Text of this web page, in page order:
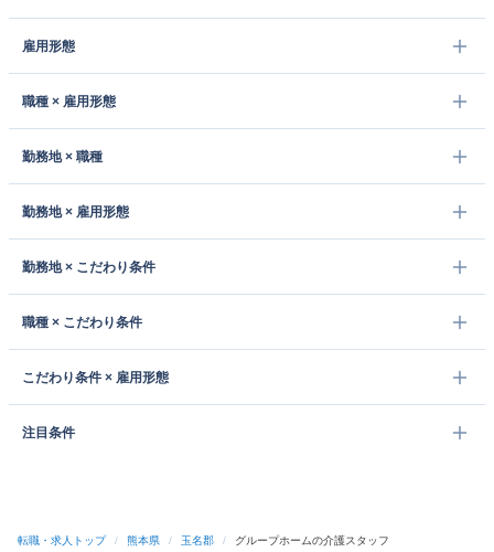
雇用形態
職種 × 雇用形態
勤務地 × 職種
勤務地 × 雇用形態
勤務地 × こだわり条件
職種 × こだわり条件
こだわり条件 × 雇用形態
注目条件
転職・求人トップ / 熊本県 / 玉名郡 / グループホームの介護スタッフ